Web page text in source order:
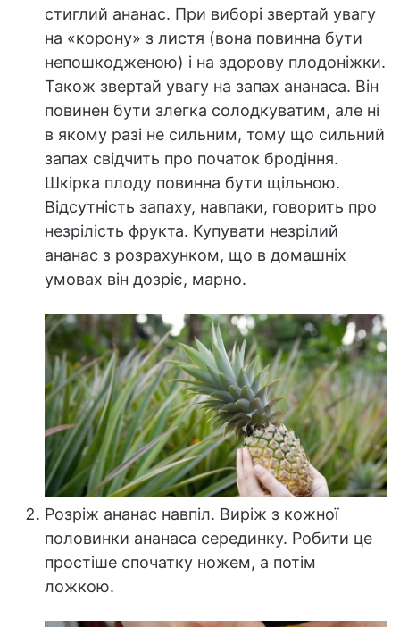
стиглий ананас. При виборі звертай увагу
на «корону» з листя (вона повинна бути
непошкодженою) і на здорову плодоніжки.
Також звертай увагу на запах ананаса. Він
повинен бути злегка солодкуватим, але ні
в якому разі не сильним, тому що сильний
запах свідчить про початок бродіння.
Шкірка плоду повинна бути щільною.
Відсутність запаху, навпаки, говорить про
незрілість фрукта. Купувати незрілий
ананас з розрахунком, що в домашніх
умовах він дозріє, марно.
Розріж ананас навпіл. Виріж з кожної
половинки ананаса серединку. Робити це
простіше спочатку ножем, а потім
ложкою.